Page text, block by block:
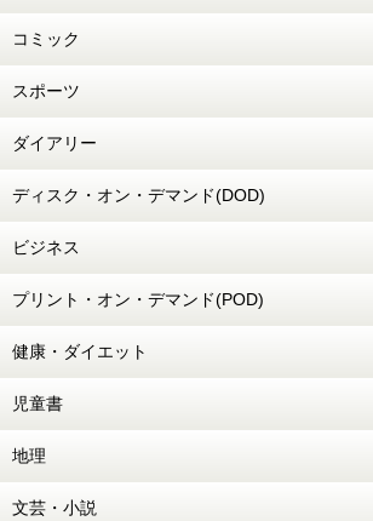
コミック
スポーツ
ダイアリー
ディスク・オン・デマンド(DOD)
ビジネス
プリント・オン・デマンド(POD)
健康・ダイエット
児童書
地理
文芸・小説